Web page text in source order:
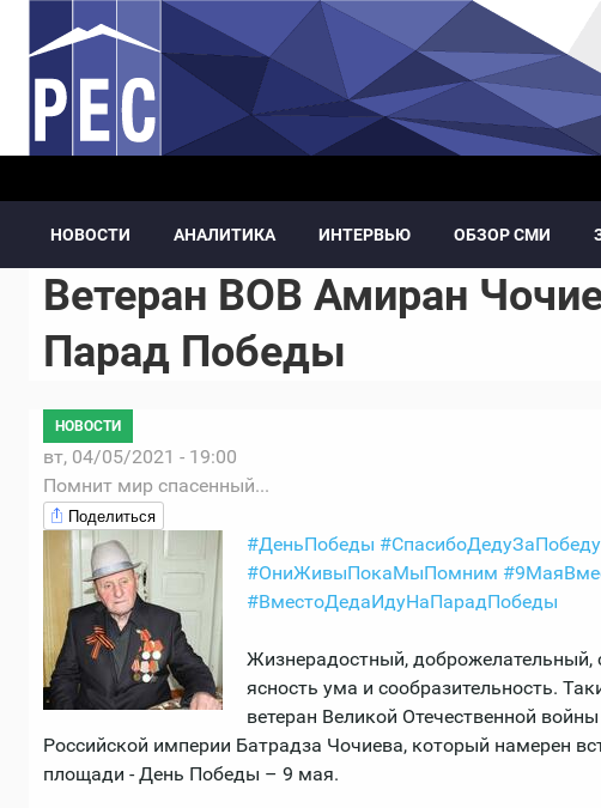
Перейти к основному содержанию
НОВОСТИ АНАЛИТИКА ИНТЕРВЬЮ ОБЗОР СМИ
Ветеран ВОВ Амиран
Парад Победы
НОВОСТИ
вт, 04/05/2021 - 19:00
Помнит мир спасенный...
Поделиться
#ДеньПобеды #СпасибоДедуЗаПобеду
#ОниЖивыПокаМыПомним
#ВместоДедаИдуНаПарадПобеды
Жизнерадостный, доброжелательный,
ясность ума и сообразительность.
ветеран Великой Отечественной
Российской империи Батрадза Чочиева, который намерен
площади - День Победы – 9 мая.